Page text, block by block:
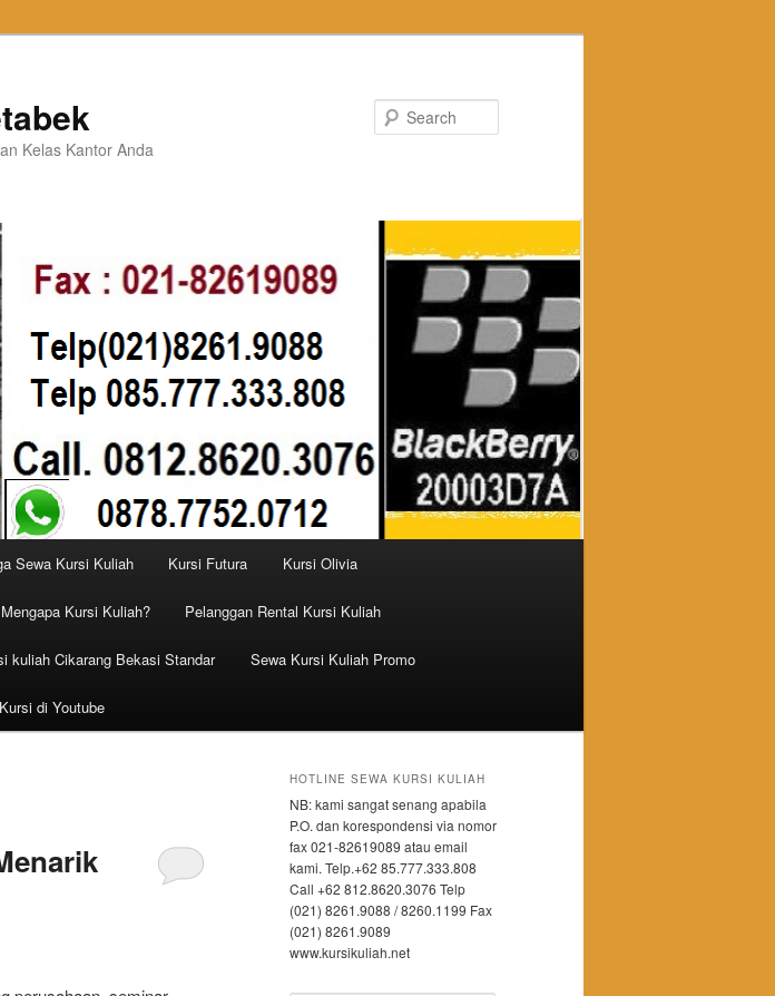
Kelas Kantor Anda
Sewa Kursi Kuliah Kursi Futura Kursi Olivia
Mengapa Kursi Kuliah? Pelanggan Rental Kursi Kuliah
kuliah Cikarang Bekasi Standar Sewa Kursi Kuliah Promo
di Youtube
HOTLINE SEWA KURSI KULIAH
NB: kami sangat senang apabila
P.O. dan korespondensi via nomor
fax 021-82619089 atau email
kami. Telp.+62 85.777.333.808
Call +62 812.8620.3076 Telp
(021) 8261.9088 / 8260.1199 Fax
(021) 8261.9089
www.kursikuliah.net